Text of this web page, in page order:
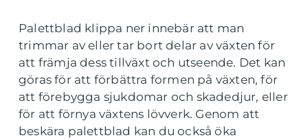
Palettblad klippa ner innebär att man
trimmar av eller tar bort delar av växten för
att främja dess tillväxt och utseende. Det kan
göras för att förbättra formen på växten, för
att förebygga sjukdomar och skadedjur, eller
för att förnya växtens lövverk. Genom att
beskära palettblad kan du också öka